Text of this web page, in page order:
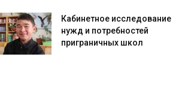
Кабинетное исследование
нужд и потребностей
приграничных школ